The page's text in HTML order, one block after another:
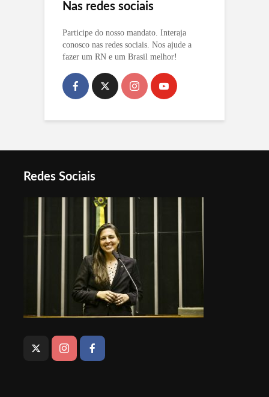
Nas redes sociais
Participe do nosso mandato. Interaja
conosco nas redes sociais. Nos ajude a
fazer um RN e um Brasil melhor!
Redes Sociais